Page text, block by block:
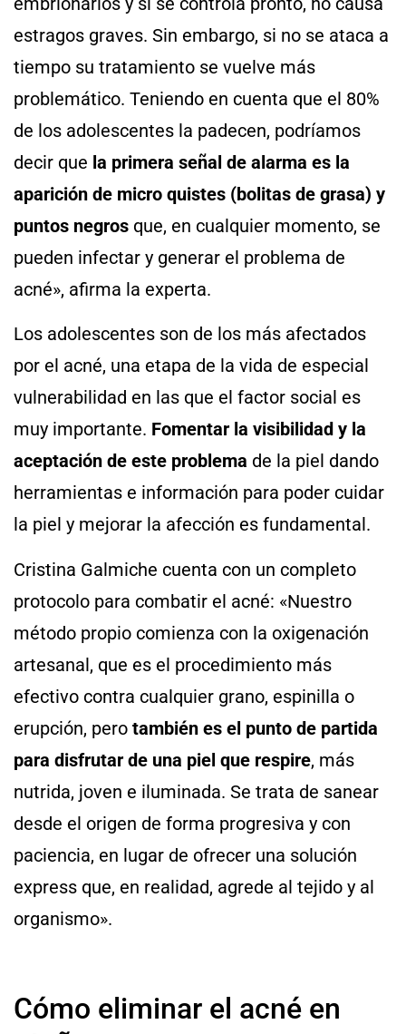
estragos graves. Sin embargo, si no se ataca a
tiempo su tratamiento se vuelve más
problemático. Teniendo en cuenta que el 80%
de los adolescentes la padecen, podríamos
decir que la primera señal de alarma es la
aparición de micro quistes (bolitas de grasa) y
puntos negros que, en cualquier momento, se
pueden infectar y generar el problema de
acné», afirma la experta.
Los adolescentes son de los más afectados
por el acné, una etapa de la vida de especial
vulnerabilidad en las que el factor social es
muy importante. Fomentar la visibilidad y la
aceptación de este problema de la piel dando
herramientas e información para poder cuidar
la piel y mejorar la afección es fundamental.
Cristina Galmiche cuenta con un completo
protocolo para combatir el acné: «Nuestro
método propio comienza con la oxigenación
artesanal, que es el procedimiento más
efectivo contra cualquier grano, espinilla o
erupción, pero también es el punto de partida
para disfrutar de una piel que respire, más
nutrida, joven e iluminada. Se trata de sanear
desde el origen de forma progresiva y con
paciencia, en lugar de ofrecer una solución
express que, en realidad, agrede al tejido y al
organismo».
Cómo eliminar el acné en